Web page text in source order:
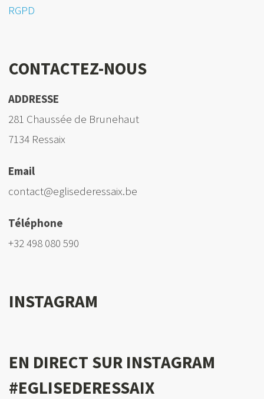
RGPD
CONTACTEZ-NOUS
ADDRESSE
281 Chaussée de Brunehaut
7134 Ressaix
Email
contact@eglisederessaix.be
Téléphone
+32 498 080 590
INSTAGRAM
EN DIRECT SUR INSTAGRAM
#EGLISEDERESSAIX